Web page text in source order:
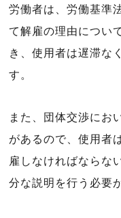
労働者は、労働基準
て解雇の理由につい
き、使用者は遅滞な
す。
また、団体交渉にお
があるので、使用者
雇しなければならな
分な説明を行う必要